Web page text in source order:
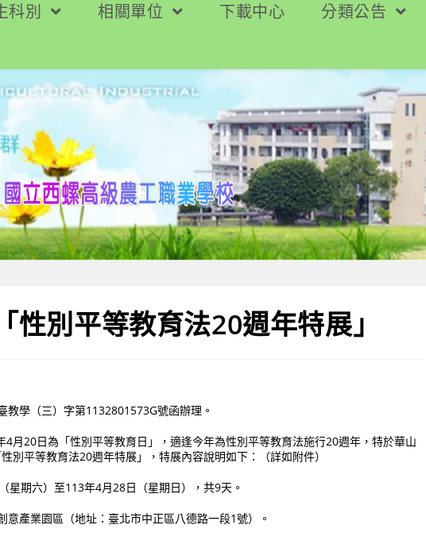
科別 相關單位 下載中心 分類公告
性別平等教育法20週年特展」
教學（三）字第1132801573G號函辦理。
4月20日為「性別平等教育日」，適逢今年為性別平等教育法施行20週年，特於華山
別平等教育法20週年特展」，特展內容說明如下：（詳如附件）
星期六）至113年4月28日（星期日），共9天。
意產業園區（地址：臺北市中正區八德路一段1號）。